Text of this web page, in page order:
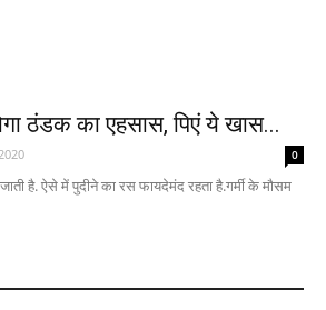
ठंडक का एहसास, पिएं ये खास...
0
है. ऐसे में पुदीने का रस फायदेमंद रहता है.गर्मी के मौसम